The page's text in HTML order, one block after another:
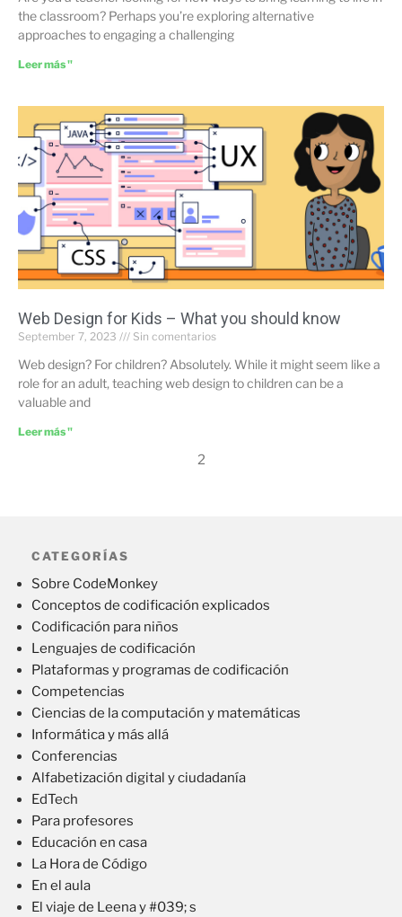
the classroom? Perhaps you’re exploring alternative
approaches to engaging a challenging
Leer más "
Web Design for Kids – What you should know
September 7, 2023 Sin comentarios
Web design? For children? Absolutely. While it might seem like a
role for an adult, teaching web design to children can be a
valuable and
Leer más "
2
CATEGORÍAS
Sobre CodeMonkey
Conceptos de codificación explicados
Codificación para niños
Lenguajes de codificación
Plataformas y programas de codificación
Competencias
Ciencias de la computación y matemáticas
Informática y más allá
Conferencias
Alfabetización digital y ciudadanía
EdTech
Para profesores
Educación en casa
La Hora de Código
En el aula
El viaje de Leena y #039; s